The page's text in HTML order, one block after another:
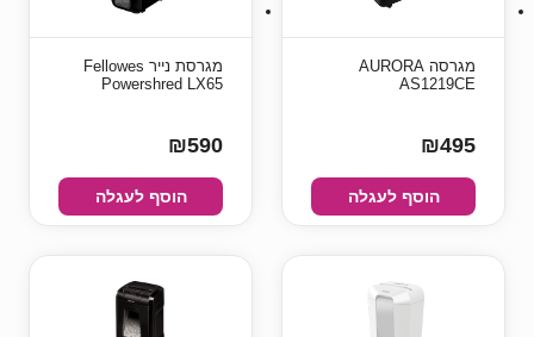
מגרסה AURORA
AS1219CE
₪495
הוסף לעגלה
מגרסת נייר Fellowes
Powershred LX65
₪590
הוסף לעגלה